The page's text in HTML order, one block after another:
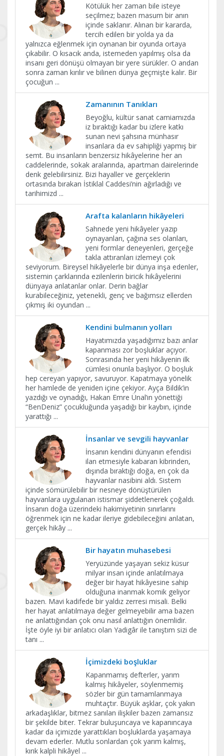
Kötülük her zaman bile isteye
seçilmez; bazen masum bir anın
içinde saklanır. Alınan bir kararda,
tercih edilen bir yolda ya da
yalnızca eğlenmek için oynanan bir oyunda ortaya
çıkabilir. O kısacık anda, istemeden yapılmış olsa da
insanı geri dönüşü olmayan bir yere sürükler. O andan
sonra zaman kırılır ve bilinen dünya geçmişte kalır. Bir
çocuğun ...
Zamanının Tanıkları
Beyoğlu, kültür sanat camiamızda
iz bıraktığı kadar bu izlere katkı
sunan nevi şahsına münhasır
insanlara da ev sahipliği yapmış bir
semt. Bu insanların benzersiz hikâyelerine her an
caddelerinde, sokak aralarında, apartman dairelerinde
denk gelebilirsiniz. Bizi hayaller ve gerçeklerin
ortasında bırakan İstiklal Caddesi’nin ağırladığı ve
tarihimizd ...
Arafta kalanların hikâyeleri
Sahnede yeni hikâyeler yazıp
oynayanları, çağına ses olanları,
yeni formlar deneyenleri, gerçeğe
takla attıranları izlemeyi çok
seviyorum. Bireysel hikâyelerle bir dünya inşa edenler,
sistemin çarklarında ezilenlerin biricik hikâyelerini
dünyaya anlatanlar onlar. Derin bağlar
kurabileceğiniz, yetenekli, genç ve bağımsız ellerden
çıkmış iki oyundan ...
​Kendini bulmanın yolları
Hayatımızda yaşadığımız bazı anlar
kapanması zor boşluklar açıyor.
Sonrasında her yeni hikâyenin ilk
cümlesi onunla başlıyor. O boşluk
hep cereyan yapıyor, savuruyor. Kapatmaya yönelik
her hamlede de yeniden içine çekiyor. Ayça Bildik’in
yazdığı ve oynadığı, Hakan Emre Ünal’ın yönettiği
“BenDeniz” çocukluğunda yaşadığı bir kaybın, içinde
yarattığı ...
İnsanlar ve sevgili hayvanlar
İnsanın kendini dünyanın efendisi
ilan etmesiyle kabaran kibrinden,
dışında bıraktığı doğa, en çok da
hayvanlar nasibini aldı. Sistem
içinde sömürülebilir bir nesneye dönüştürülen
hayvanlara uygulanan istismar şiddetlenerek çoğaldı.
İnsanın doğa üzerindeki hakimiyetinin sınırlarını
öğrenmek için ne kadar ileriye gidebileceğini anlatan,
gerçek hikây ...
Bir hayatın muhasebesi
Yeryüzünde yaşayan sekiz küsur
milyar insan içinde anlatılmaya
değer bir hayat hikâyesine sahip
olduğuna inanmak komik geliyor
bazen. Mavi kadifede bir yaldız zerresi misali. Belki
her hayat anlatılmaya değer gelmeyebilir ama bazen
ne anlattığından çok onu nasıl anlattığın önemlidir.
İşte öyle iyi bir anlatıcı olan Yadigâr ile tanıştım sizi de
tanı ...
İçimizdeki boşluklar
Kapanmamış defterler, yarım
kalmış hikâyeler, söylenmemiş
sözler bir gün tamamlanmaya
muhtaçtır. Büyük aşklar, çok yakın
arkadaşlıklar, bitmez sanılan ilişkiler bazen zamansız
bir şekilde biter. Tekrar buluşuncaya ve kapanıncaya
kadar da içimizde yarattıkları boşluklarda yaşamaya
devam ederler. Mutlu sonlardan çok yarım kalmış,
kırık kalpli hikâyel ...